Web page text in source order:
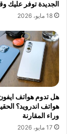
الجديدة توفر عليك
18 مايو، 2026
هل تدوم هواتف
هواتف اندرويد؟
وراء المقارنة
17 مايو، 2026